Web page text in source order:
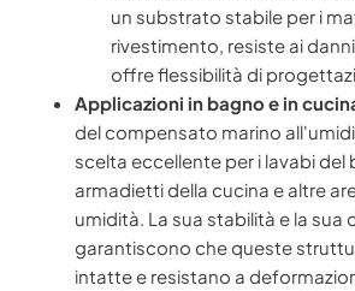
un substrato stabile per i
rivestimento, resiste ai
offre flessibilità di
Applicazioni in bagno e in
del compensato marino
scelta eccellente per i lavabi del
armadietti della cucina e altre
umidità. La sua stabilità e la sua
garantiscono che queste
intatte e resistano a